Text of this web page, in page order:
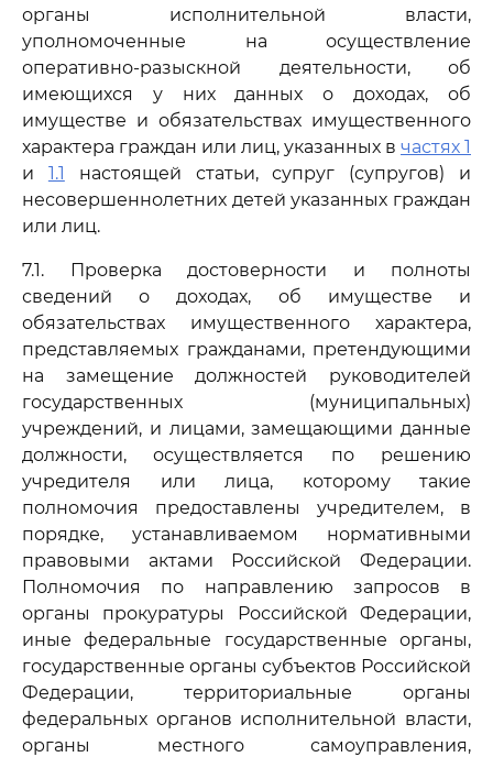
органы исполнительной власти,
уполномоченные на осуществление
оперативно-разыскной деятельности, об
имеющихся у них данных о доходах, об
имуществе и обязательствах имущественного
характера граждан или лиц, указанных в частях 1
и 1.1 настоящей статьи, супруг (супругов) и
несовершеннолетних детей указанных граждан
или лиц.
7.1. Проверка достоверности и полноты
сведений о доходах, об имуществе и
обязательствах имущественного характера,
представляемых гражданами, претендующими
на замещение должностей руководителей
государственных (муниципальных)
учреждений, и лицами, замещающими данные
должности, осуществляется по решению
учредителя или лица, которому такие
полномочия предоставлены учредителем, в
порядке, устанавливаемом нормативными
правовыми актами Российской Федерации.
Полномочия по направлению запросов в
органы прокуратуры Российской Федерации,
иные федеральные государственные органы,
государственные органы субъектов Российской
Федерации, территориальные органы
федеральных органов исполнительной власти,
органы местного самоуправления,